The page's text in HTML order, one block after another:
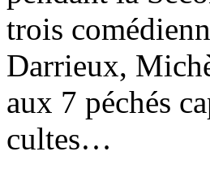
trois
Darrieux,
aux 7 péchés
cultes…